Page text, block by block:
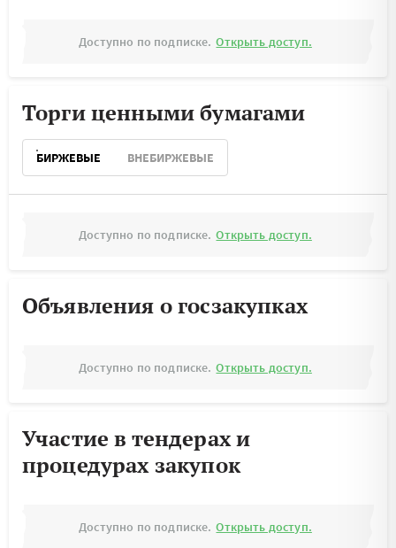
Доступно по подписке. Открыть доступ.
Торги ценными бумагами
БИРЖЕВЫЕ ВНЕБИРЖЕВЫЕ
Доступно по подписке. Открыть доступ.
Объявления о госзакупках
Доступно по подписке. Открыть доступ.
Участие в тендерах и
процедурах закупок
Доступно по подписке. Открыть доступ.